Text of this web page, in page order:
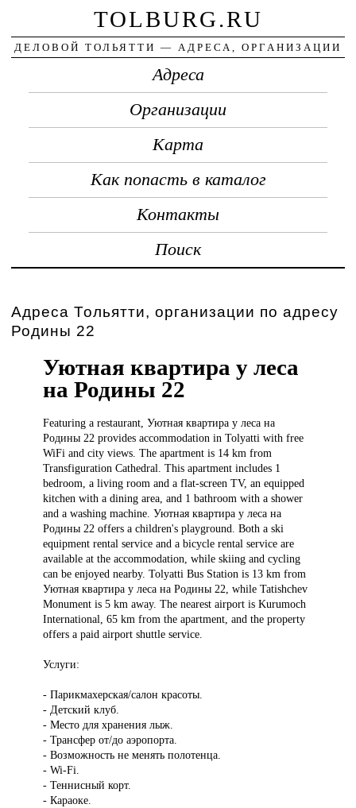
TOLBURG.RU
ДЕЛОВОЙ ТОЛЬЯТТИ — АДРЕСА, ОРГАНИЗАЦИИ
Адреса
Организации
Карта
Как попасть в каталог
Контакты
Поиск
Адреса Тольятти, организации по адресу
Родины 22
Уютная квартира у леса
на Родины 22
Featuring arestaurant, Уютная квартира у леса на
Родины 22 provides accommodation in Tolyatti with free
WiFi and city views. The apartment is 14 km from
Transfiguration Cathedral. This apartment includes 1
bedroom, a living room and a flat-screen TV, an equipped
kitchen with a dining area, and 1 bathroom with a shower
and a washing machine. Уютная квартира у леса на
Родины 22 offers a children's playground. Both a ski
equipment rental service and a bicycle rental service are
available at the accommodation, while skiing and cycling
can be enjoyed nearby. Tolyatti Bus Station is 13 km from
Уютная квартира у леса на Родины 22, while Tatishchev
Monument is 5 km away. The nearest airport is Kurumoch
International, 65 km from the apartment, and the property
offers a paid airport shuttle service.
Услуги:
- Парикмахерская/салон красоты.
- Детский клуб.
- Место для хранения лыж.
- Трансфер от/до аэропорта.
- Возможность не менять полотенца.
- Wi-Fi.
- Теннисный корт.
- Караоке.